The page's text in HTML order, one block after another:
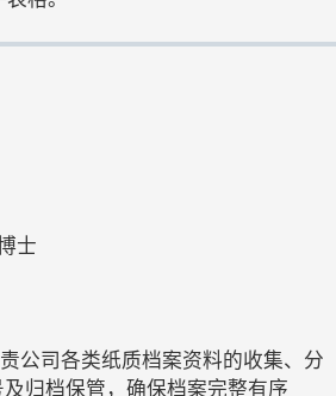
士
公司各类纸质档案资料的收集、分
归档保管，确保档案完整有序